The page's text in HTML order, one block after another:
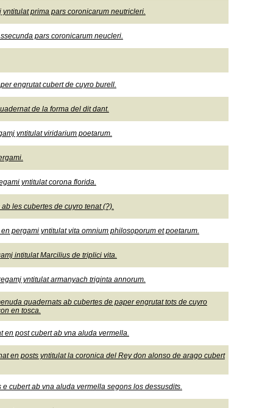
prima pars coronicarum neutricleri.
pars coronicarum neucleri.
engrutat cubert de cuyro burell.
de la forma del dit dant.
yntitulat viridarium poetarum.
yntitulat corona florida.
les cubertes de cuyro tenat (?).
pergami yntitulat vita omnium philosoporum et poetarum.
intitulat Marcilius de triplici vita.
yntitulat armanyach triginta annorum.
quadernats ab cubertes de paper engrutat tots de cuyro
en tosca.
en post cubert ab vna aluda vermella.
en posts yntitulat la coronica del Rey don alonso de arago cubert
cubert ab vna aluda vermella segons los dessusdits.